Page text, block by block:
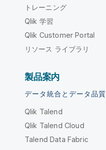
トレーニング
Qlik 学習
Qlik Customer Portal
リソース ライブラリ
製品案内
データ統合とデータ品質
Qlik Talend
Qlik Talend Cloud
Talend Data Fabric